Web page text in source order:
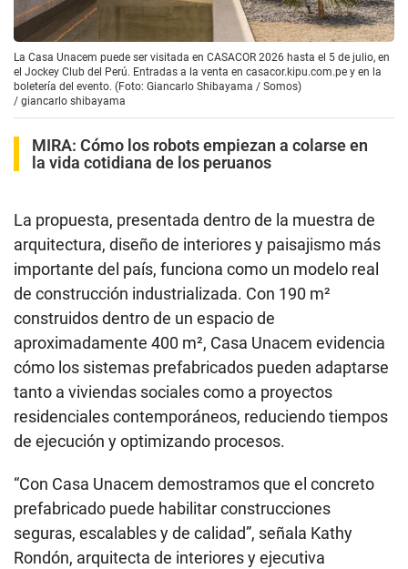
La Casa Unacem puede ser visitada en CASACOR 2026 hasta el 5 de julio, en
el Jockey Club del Perú. Entradas a la venta en casacor.kipu.com.pe y en la
boletería del evento. (Foto: Giancarlo Shibayama / Somos)
/ giancarlo shibayama
MIRA: Cómo los robots empiezan a colarse en
la vida cotidiana de los peruanos
La propuesta, presentada dentro de la muestra de
arquitectura, diseño de interiores y paisajismo más
importante del país, funciona como un modelo real
de construcción industrializada. Con 190 m²
construidos dentro de un espacio de
aproximadamente 400 m², Casa Unacem evidencia
cómo los sistemas prefabricados pueden adaptarse
tanto a viviendas sociales como a proyectos
residenciales contemporáneos, reduciendo tiempos
de ejecución y optimizando procesos.
“Con Casa Unacem demostramos que el concreto
prefabricado puede habilitar construcciones
seguras, escalables y de calidad”, señala Kathy
Rondón, arquitecta de interiores y ejecutiva